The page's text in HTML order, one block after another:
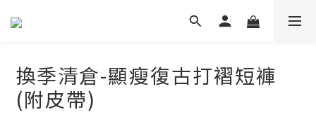
換季清倉-顯瘦復古打褶短褲
(附皮帶)